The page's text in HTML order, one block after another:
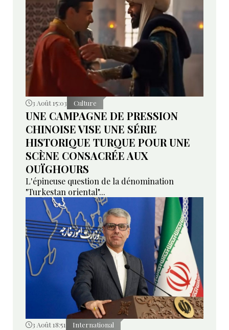
3 Août 15:03 Culture
UNE CAMPAGNE DE PRESSION
CHINOISE VISE UNE SÉRIE
HISTORIQUE TURQUE POUR UNE
SCÈNE CONSACRÉE AUX
OUÏGHOURS
L'épineuse question de la dénomination
"Turkestan oriental"...
3 Août 18:51 International